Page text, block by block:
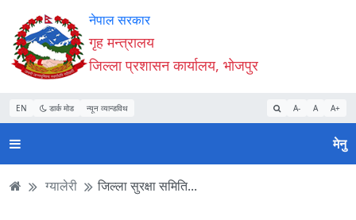
Accessibility
Mode
सुरु
गर्नुहोस्
सामाग्री
पढ्नुहाेस्
नेभिगेसन
पढ्नुहाेस्
वेबसाइट
खोजमा
जानुहोस्
नेपाल सरकार
गृह मन्त्रालय
जिल्ला प्रशासन कार्यालय, भोजपुर
EN डार्क मोड न्यून व्यान्डविथ A- A A+
मेनु
ग्यालेरी जिल्ला सुरक्षा समिति...